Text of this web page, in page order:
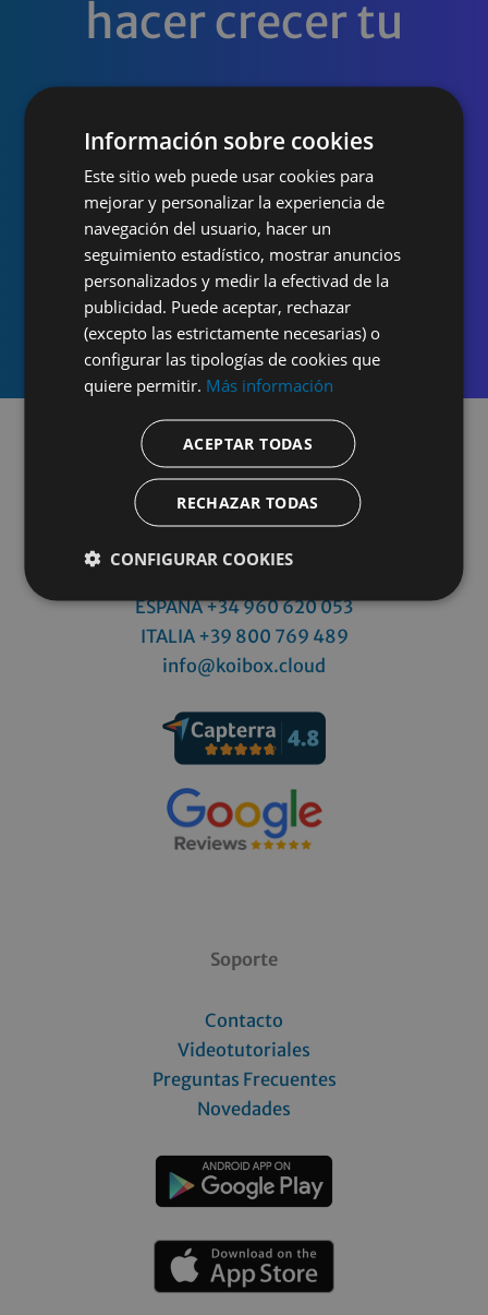
hacer crecer tu
Prueba gratis
ESPAÑA +34 960 620 053
ITALIA +39 800 769 489
info@koibox.cloud
Soporte
Contacto
Videotutoriales
Preguntas Frecuentes
Novedades
Información sobre cookies
Este sitio web puede usar cookies para
mejorar y personalizar la experiencia de
navegación del usuario, hacer un
seguimiento estadístico, mostrar anuncios
personalizados y medir la efectivad de la
publicidad. Puede aceptar, rechazar
(excepto las estrictamente necesarias) o
configurar las tipologías de cookies que
quiere permitir. Más información
ACEPTAR TODAS
RECHAZAR TODAS
CONFIGURAR COOKIES